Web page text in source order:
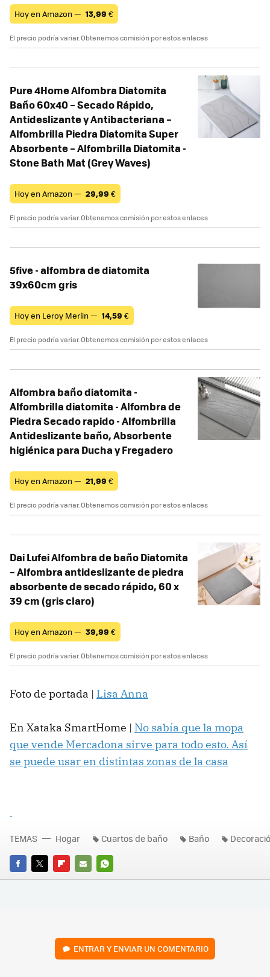
Hoy en Amazon — 13,99 €
El precio podría variar. Obtenemos comisión por estos enlaces
Pure 4Home Alfombra Diatomita
Baño 60x40 – Secado Rápido,
Antideslizante y Antibacteriana –
Alfombrilla Piedra Diatomita Super
Absorbente – Alfombrilla Diatomita -
Stone Bath Mat (Grey Waves)
Hoy en Amazon — 29,99 €
El precio podría variar. Obtenemos comisión por estos enlaces
5five - alfombra de diatomita
39x60cm gris
Hoy en Leroy Merlin — 14,59 €
El precio podría variar. Obtenemos comisión por estos enlaces
Alfombra baño diatomita -
Alfombrilla diatomita - Alfombra de
Piedra Secado rapido - Alfombrilla
Antideslizante baño, Absorbente
higiénica para Ducha y Fregadero
Hoy en Amazon — 21,99 €
El precio podría variar. Obtenemos comisión por estos enlaces
Dai Lufei Alfombra de baño Diatomita
– Alfombra antideslizante de piedra
absorbente de secado rápido, 60 x
39 cm (gris claro)
Hoy en Amazon — 39,99 €
El precio podría variar. Obtenemos comisión por estos enlaces
Foto de portada | Lisa Anna
En Xataka SmartHome | No sabía que la mopa
que vende Mercadona sirve para todo esto. Así
se puede usar en distintas zonas de la casa
FACEBOOK
TWITTERFLIPBOARD
E-
WHATSAPP
TEMAS Hogar Cuartos de baño Baño
ENTRAR Y ENVIAR UN COMENTARIO